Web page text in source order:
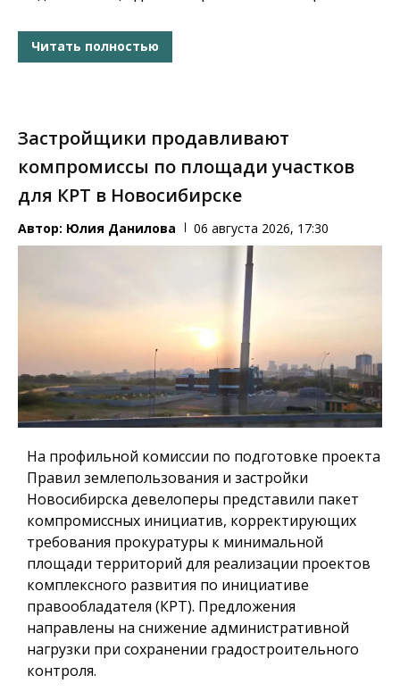
Читать полностью
Застройщики продавливают
компромиссы по площади участков
для КРТ в Новосибирске
Автор: Юлия Данилова 06 августа 2026, 17:30
На профильной комиссии по подготовке проекта
Правил землепользования и застройки
Новосибирска девелоперы представили пакет
компромиссных инициатив, корректирующих
требования прокуратуры к минимальной
площади территорий для реализации проектов
комплексного развития по инициативе
правообладателя (КРТ). Предложения
направлены на снижение административной
нагрузки при сохранении градостроительного
контроля.